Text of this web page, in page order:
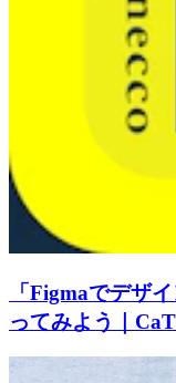
「Figmaでデザ
ってみよう｜